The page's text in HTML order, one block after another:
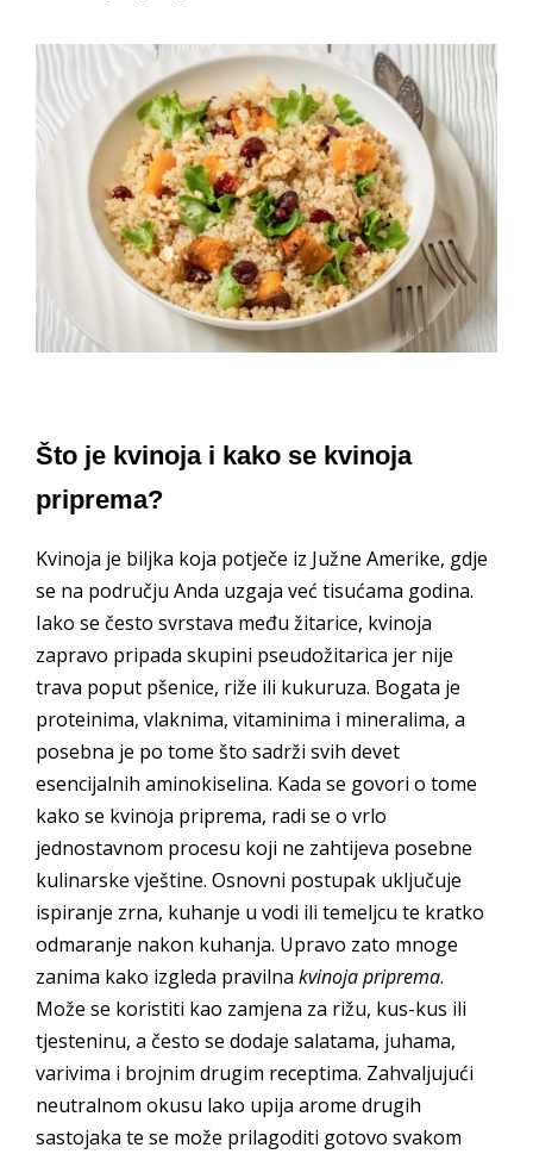
Što je kvinoja i kako se kvinoja
priprema?
Kvinoja je biljka koja potječe iz Južne Amerike, gdje
se na području Anda uzgaja već tisućama godina.
Iako se često svrstava među žitarice, kvinoja
zapravo pripada skupini pseudožitarica jer nije
trava poput pšenice, riže ili kukuruza. Bogata je
proteinima, vlaknima, vitaminima i mineralima, a
posebna je po tome što sadrži svih devet
esencijalnih aminokiselina. Kada se govori o tome
kako se kvinoja priprema, radi se o vrlo
jednostavnom procesu koji ne zahtijeva posebne
kulinarske vještine. Osnovni postupak uključuje
ispiranje zrna, kuhanje u vodi ili temeljcu te kratko
odmaranje nakon kuhanja. Upravo zato mnoge
zanima kako izgleda pravilna kvinoja priprema.
Može se koristiti kao zamjena za rižu, kus-kus ili
tjesteninu, a često se dodaje salatama, juhama,
varivima i brojnim drugim receptima. Zahvaljujući
neutralnom okusu lako upija arome drugih
sastojaka te se može prilagoditi gotovo svakom